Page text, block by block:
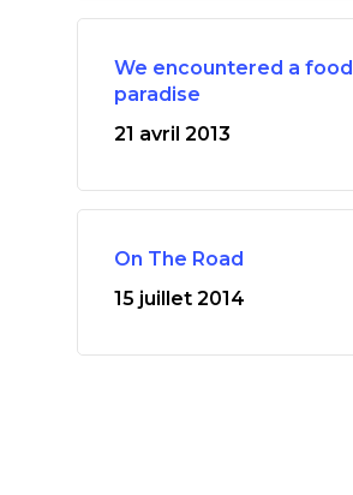
We encountered a food
paradise
21 avril 2013
On The Road
15 juillet 2014